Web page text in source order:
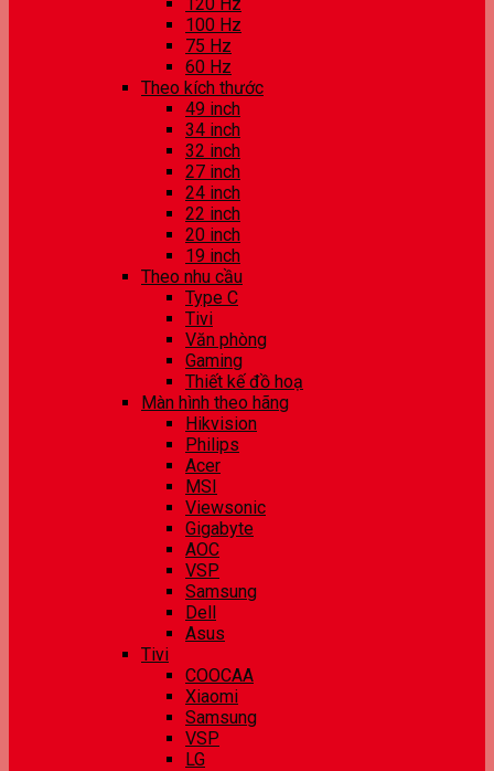
100 Hz
75 Hz
60 Hz
Theo kích thước
49 inch
34 inch
32 inch
27 inch
24 inch
22 inch
20 inch
19 inch
Theo nhu cầu
Type C
Tivi
Văn phòng
Gaming
Thiết kế đồ hoạ
Màn hình theo hãng
Hikvision
Philips
Acer
MSI
Viewsonic
Gigabyte
AOC
VSP
Samsung
Dell
Asus
Tivi
COOCAA
Xiaomi
Samsung
VSP
LG